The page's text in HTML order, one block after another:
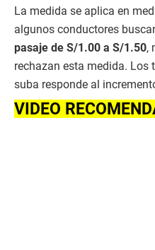
La medida se aplica en
algunos conductores
pasaje de S/1.00 a S/1.50,
rechazan esta medida. Los
suba responde al
VIDEO